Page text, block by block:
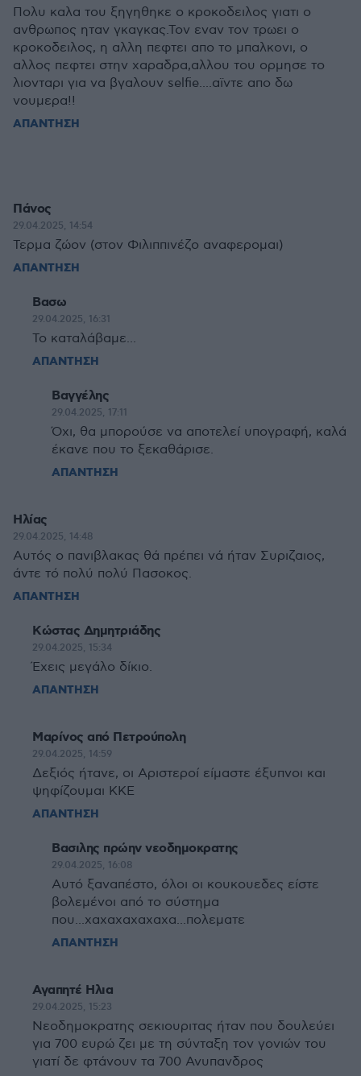
Πολυ καλα του ξηγηθηκε ο κροκοδειλος γιατι ο
ανθρωπος ηταν γκαγκας.Τον εναν τον τρωει ο
κροκοδειλος, η αλλη πεφτει απο το μπαλκονι, ο
αλλος πεφτει στην χαραδρα,αλλου του ορμησε το
λιονταρι για να βγαλουν selfie....αϊντε απο δω
νουμερα!!
ΑΠΑΝΤΗΣΗ
Πάνος
29.04.2025, 14:54
Τερμα ζώον (στον Φιλιππινέζο αναφερομαι)
ΑΠΑΝΤΗΣΗ
Βασω
29.04.2025, 16:31
Το καταλάβαμε...
ΑΠΑΝΤΗΣΗ
Βαγγέλης
29.04.2025, 17:11
Όχι, θα μπορούσε να αποτελεί υπογραφή, καλά
έκανε που το ξεκαθάρισε.
ΑΠΑΝΤΗΣΗ
Ηλίας
29.04.2025, 14:48
Αυτός ο πανιβλακας θά πρέπει νά ήταν Συριζαιος,
άντε τό πολύ πολύ Πασοκος.
ΑΠΑΝΤΗΣΗ
Κώστας Δημητριάδης
29.04.2025, 15:34
Έχεις μεγάλο δίκιο.
ΑΠΑΝΤΗΣΗ
Μαρίνος από Πετρούπολη
29.04.2025, 14:59
Δεξιός ήτανε, οι Αριστεροί είμαστε έξυπνοι και
ψηφίζουμαι ΚΚΕ
ΑΠΑΝΤΗΣΗ
Βασιλης πρώην νεοδημοκρατης
29.04.2025, 16:08
Αυτό ξαναπέστο, όλοι οι κουκουεδες είστε
βολεμένοι από το σύστημα
που...χαχαχαχαχαχα...πολεματε
ΑΠΑΝΤΗΣΗ
Αγαπητέ Ηλια
29.04.2025, 15:23
Νεοδημοκρατης σεκιουριτας ήταν που δουλεύει
για 700 ευρώ ζει με τη σύνταξη τον γονιών του
γιατί δε φτάνουν τα 700 Ανυπανδρος